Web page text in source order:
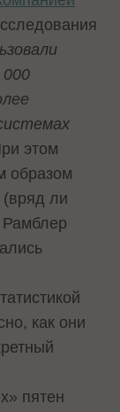
этом
образом
(вряд ли
как они
пятен